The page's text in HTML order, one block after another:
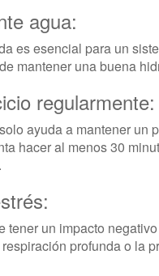
agua:
es esencial para un
mantener una buena
regularmente:
ayuda a mantener un
hacer al menos 30
tener un impacto
profunda o la